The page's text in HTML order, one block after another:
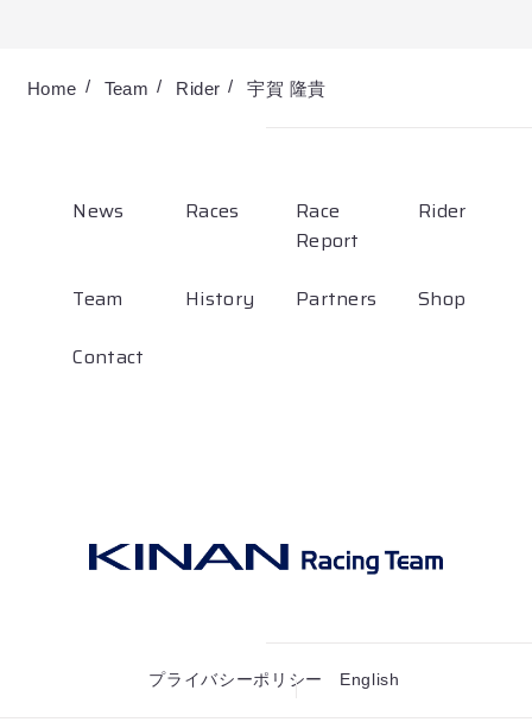
Home Team Rider 宇賀 隆貴
News Races
Race
Report
Rider
Team History Partners
Shop
Contact
プライバシーポリシー English